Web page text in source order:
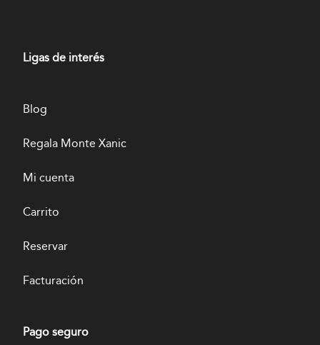
Ligas de interés
Blog
Regala Monte Xanic
Mi cuenta
Carrito
Reservar
Facturación
Pago seguro